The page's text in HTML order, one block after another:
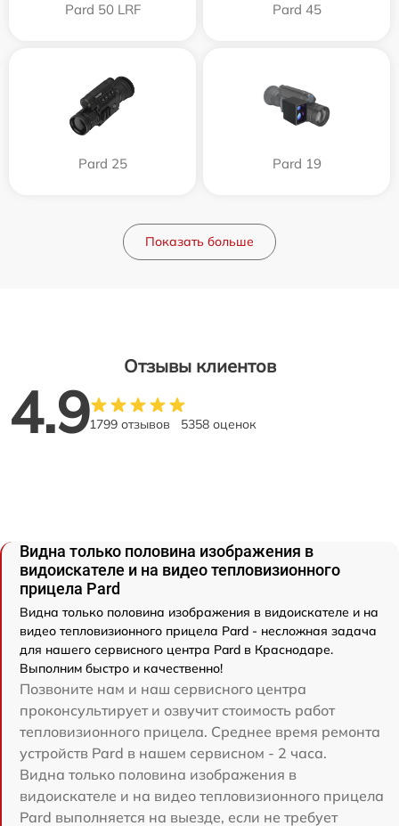
Pard 50 LRF Pard 45
Pard 25 Pard 19
Показать больше
Отзывы клиентов
4.91799 отзывов 5358 оценок
Видна только половина изображения в
видоискателе и на видео тепловизионного
прицела Pard
Видна только половина изображения в видоискателе и на
видео тепловизионного прицела Pard - несложная задача
для нашего сервисного центра Pard в Краснодаре.
Выполним быстро и качественно!
Позвоните нам и наш сервисного центра
проконсультирует и озвучит стоимость работ
тепловизионного прицела. Среднее время ремонта
устройств Pard в нашем сервисном - 2 часа.
Видна только половина изображения в
видоискателе и на видео тепловизионного прицела
Pard выполняется на выезде, если не требует